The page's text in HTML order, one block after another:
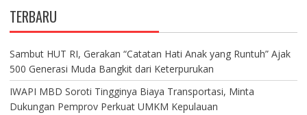
TERBARU
Sambut HUT RI, Gerakan “Catatan Hati Anak yang Runtuh” Ajak
500 Generasi Muda Bangkit dari Keterpurukan
IWAPI MBD Soroti Tingginya Biaya Transportasi, Minta
Dukungan Pemprov Perkuat UMKM Kepulauan